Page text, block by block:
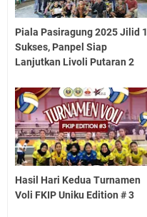
Piala Pasiragung 2025 Jilid 1
Sukses, Panpel Siap
Lanjutkan Livoli Putaran 2
Hasil Hari Kedua Turnamen
Voli FKIP Uniku Edition # 3